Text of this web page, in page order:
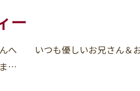
ー
へ いつも優しいお兄さん＆
…